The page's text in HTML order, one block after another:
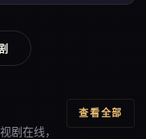
剧在线，
查看全部